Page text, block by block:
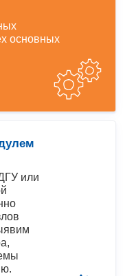
основных
или